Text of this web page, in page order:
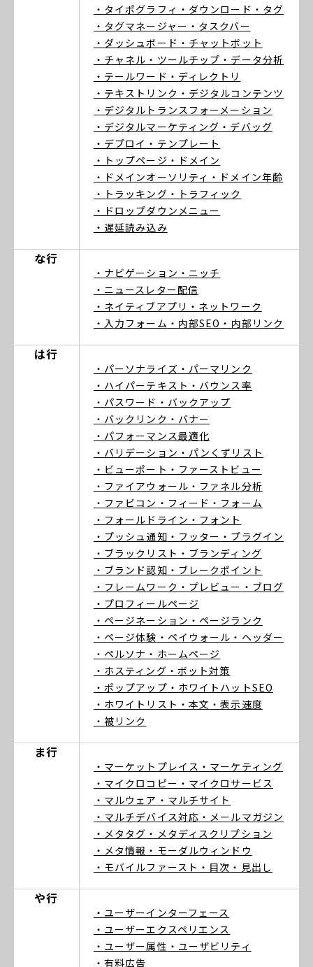
・タイポグラフィ ・ダウンロード ・タグ
・タグマネージャー ・タスクバー
・ダッシュボード ・チャットボット
・チャネル ・ツールチップ ・データ分析
・テールワード ・ディレクトリ
・テキストリンク ・デジタルコンテンツ
・デジタルトランスフォーメーション
・デジタルマーケティング ・デバッグ
・デプロイ ・テンプレート
・トップページ ・ドメイン
・ドメインオーソリティ ・ドメイン年齢
・トラッキング ・トラフィック
・ドロップダウンメニュー
・遅延読み込み
な行
・ナビゲーション ・ニッチ
・ニュースレター配信
・ネイティブアプリ ・ネットワーク
・入力フォーム ・内部SEO ・内部リンク
は行
・パーソナライズ ・パーマリンク
・ハイパーテキスト ・バウンス率
・パスワード ・バックアップ
・バックリンク ・バナー
・パフォーマンス最適化
・バリデーション ・パンくずリスト
・ビューポート ・ファーストビュー
・ファイアウォール ・ファネル分析
・ファビコン ・フィード ・フォーム
・フォールドライン ・フォント
・プッシュ通知 ・フッター ・プラグイン
・ブラックリスト ・ブランディング
・ブランド認知 ・ブレークポイント
・フレームワーク ・プレビュー ・ブログ
・プロフィールページ
・ページネーション ・ページランク
・ページ体験 ・ペイウォール ・ヘッダー
・ペルソナ ・ホームページ
・ホスティング ・ボット対策
・ポップアップ ・ホワイトハットSEO
・ホワイトリスト ・本文 ・表示速度
・被リンク
ま行
・マーケットプレイス ・マーケティング
・マイクロコピー ・マイクロサービス
・マルウェア ・マルチサイト
・マルチデバイス対応 ・メールマガジン
・メタタグ ・メタディスクリプション
・メタ情報 ・モーダルウィンドウ
・モバイルファースト ・目次 ・見出し
や行
・ユーザーインターフェース
・ユーザーエクスペリエンス
・ユーザー属性 ・ユーザビリティ
・有料広告